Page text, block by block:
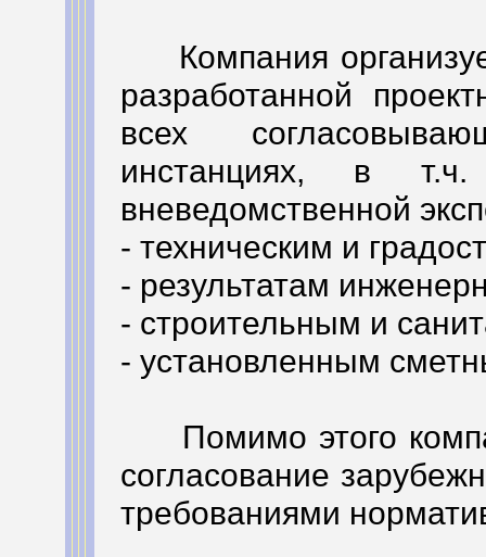
Компания
разработанной
всех
инстанциях, в т.ч.
вневедомственной
- техническим и
- результатам
- строительным и
- установленным
Помимо этого
согласование
требованиями